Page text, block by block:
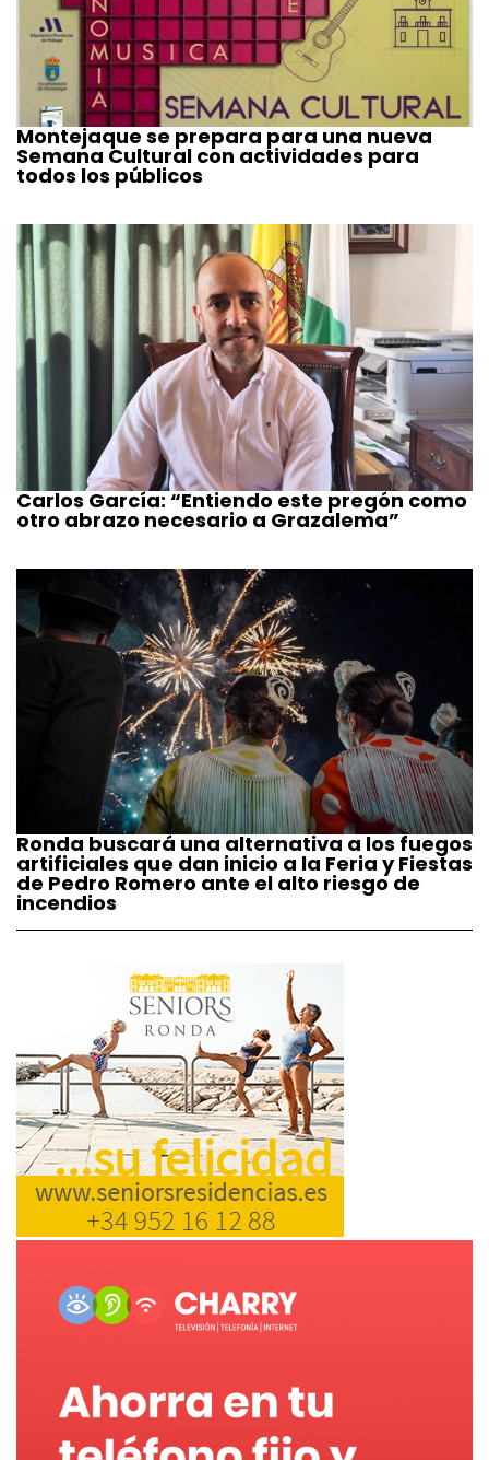
Montejaque se prepara para una nueva
Semana Cultural con actividades para
todos los públicos
Carlos García: “Entiendo este pregón como
otro abrazo necesario a Grazalema”
Ronda buscará una alternativa a los fuegos
artificiales que dan inicio a la Feria y Fiestas
de Pedro Romero ante el alto riesgo de
incendios